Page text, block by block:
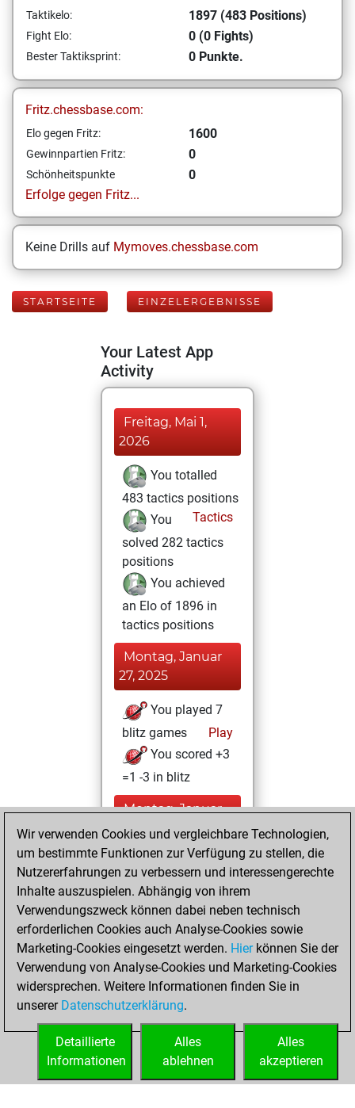
Taktikelo: 1897 (483 Positions)
Fight Elo: 0 (0 Fights)
Bester Taktiksprint: 0 Punkte.
Fritz.chessbase.com:
Elo gegen Fritz: 1600
Gewinnpartien Fritz: 0
Schönheitspunkte
0
Erfolge gegen Fritz...
Keine Drills auf Mymoves.chessbase.com
STARTSEITE EINZELERGEBNISSE
Your Latest App
Activity
Freitag, Mai 1,
2026
You totalled
483 tactics positions
Tactics
You
solved 282 tactics
positions
You achieved
an Elo of 1896 in
tactics positions
Montag, Januar
27, 2025
You played 7
blitz games
Play
You scored +3
=1 -3 in blitz
Montag, Januar
29, 2024
You created
your Fritz account
Fritz
Freitag,
Dezember 21, 2018
You played 62
bullet games
Play
You scored +13
=0 -49 in bullet
Wir verwenden Cookies und vergleichbare Technologien,
um bestimmte Funktionen zur Verfügung zu stellen, die
Nutzererfahrungen zu verbessern und interessengerechte
Inhalte auszuspielen. Abhängig von ihrem
Verwendungszweck können dabei neben technisch
erforderlichen Cookies auch Analyse-Cookies sowie
Marketing-Cookies eingesetzt werden. Hierkönnen Sie der
Verwendung von Analyse-Cookies und Marketing-Cookies
widersprechen. Weitere Informationen finden Sie in
unserer Datenschutzerklärung.
Alles
akzeptieren
Alles
ablehnen
Detaillierte
Informationen